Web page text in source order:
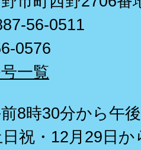
56-0511
0576
一覧
8時30分から午
日祝・12月29日